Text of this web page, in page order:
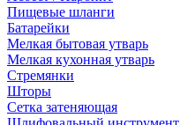
Пищевые шланги
Батарейки
Мелкая бытовая утварь
Мелкая кухонная утварь
Стремянки
Шторы
Сетка затеняющая